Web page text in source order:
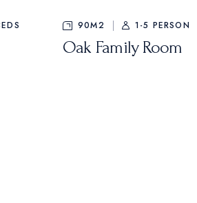
90M2 1-5 PERSON
Oak Family Room